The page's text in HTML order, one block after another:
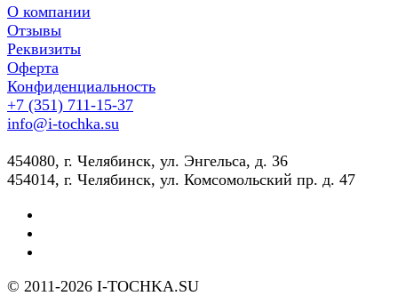
О компании
Отзывы
Реквизиты
Оферта
Конфиденциальность
+7 (351) 711-15-37
info@i-tochka.su
​454080, г. Челябинск, ул. Энгельса, д. 36
454014, г. Челябинск, ул. Комсомольский пр. д. 47
© 2011-2026 I-TOCHKA.SU